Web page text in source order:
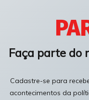
Faça parte do
Cadastre-se para
acontecimentos da